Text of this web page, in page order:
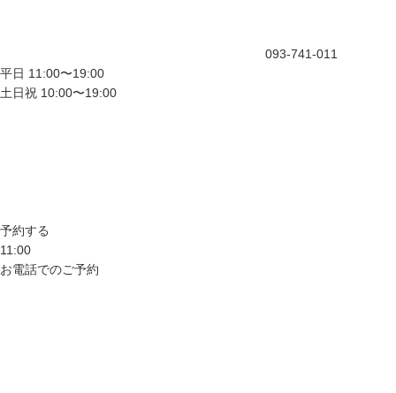
093-741-011
平日 11:00〜19:00
土日祝 10:00〜19:00
予約する
11:00
お電話でのご予約